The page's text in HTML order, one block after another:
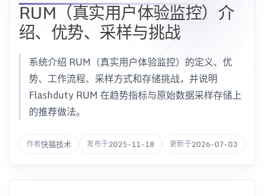
RUM（真实用户体验监控）介
绍、优势、采样与挑战
系统介绍 RUM（真实用户体验监控）的定义、优
势、工作流程、采样方式和存储挑战，并说明
Flashduty RUM 在趋势指标与原始数据采样存储上
的推荐做法。
作者快猫技术 发布于2025-11-18 更新于2026-07-03